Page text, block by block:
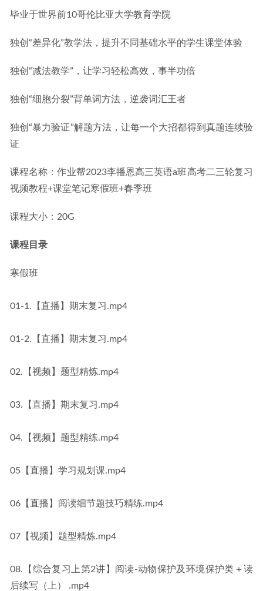
毕业于世界前10哥伦比亚大学教育学院
独创“差异化”教学法，提升不同基础水平的学生课堂体验
独创“减法教学”，让学习轻松高效，事半功倍
独创“细胞分裂”背单词方法，逆袭词汇王者
独创“暴力验证”解题方法，让每一个大招都得到真题连续验
证
课程名称：作业帮2023李播恩高三英语a班高考二三轮复习
视频教程+课堂笔记寒假班+春季班
课程大小：20G
课程目录
寒假班
01-1.【直播】期末复习.mp4
01-2.【直播】期末复习.mp4
02.【视频】题型精炼.mp4
03.【直播】期末复习.mp4
04.【视频】题型精练.mp4
05【直播】学习规划课.mp4
06【直播】阅读细节题技巧精练.mp4
07【视频】题型精炼.mp4
08.【综合复习上第2讲】阅读-动物保护及环境保护类＋读
后续写（上） .mp4